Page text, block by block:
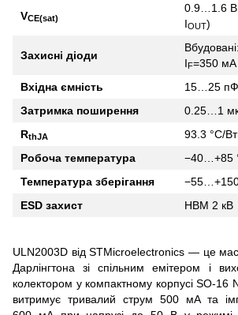
VCE(sat)
0.9…1.6 В
IOUT)
Захисні діоди
I F=350 мА
Вхідна ємність
15…25 пФ
Затримка поширення
0.25…1
RthJA
93.3 °C/Вт
Робоча температура
−40…+85
Температура зберігання
ESD захист
HBM 2 кВ
ULN2003D від STMicroelectronics — це
Дарлінгтона зі спільним емітером і
колектором у компактному корпусі SO-16
витримує тривалий струм 500 мА та